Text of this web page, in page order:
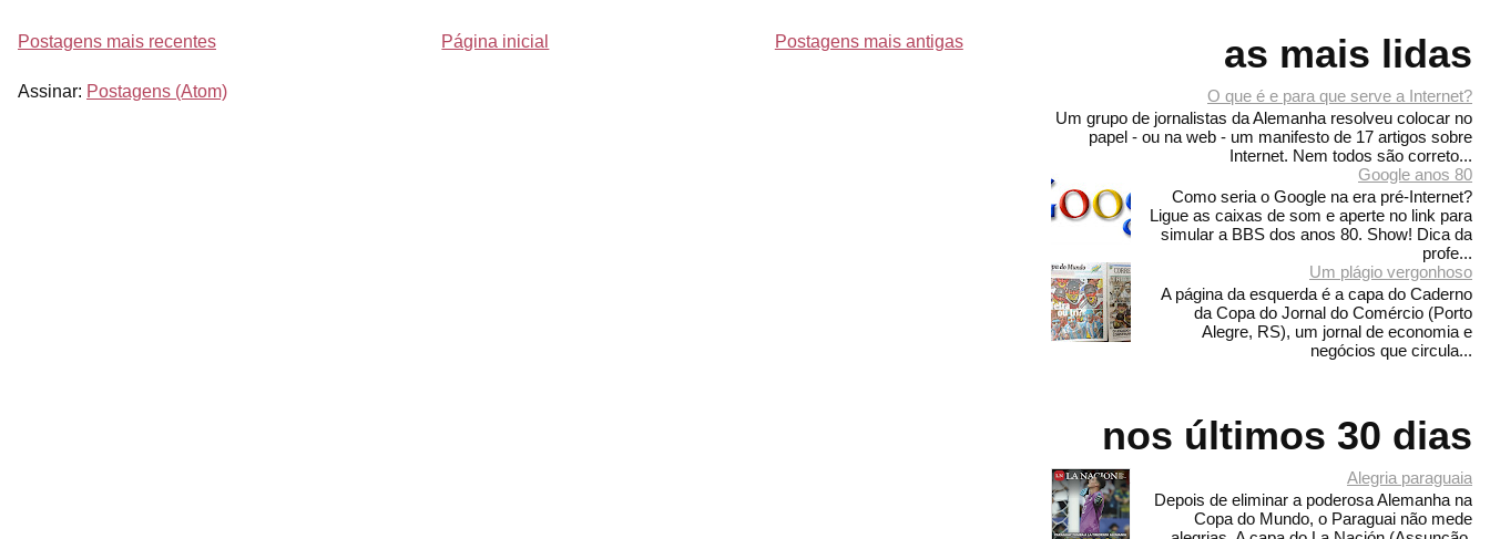
Postagens mais recentes Postagens mais antigas
Página inicial
Assinar: Postagens (Atom)
as mais lidas
O que é e para que serve a Internet?
Um grupo de jornalistas da Alemanha resolveu colocar no
papel - ou na web - um manifesto de 17 artigos sobre
Internet. Nem todos são correto...
Google anos 80
Como seria o Google na era pré-Internet?
Ligue as caixas de som e aperte no link para
simular a BBS dos anos 80. Show! Dica da
profe...
Um plágio vergonhoso
A página da esquerda é a capa do Caderno
da Copa do Jornal do Comércio (Porto
Alegre, RS), um jornal de economia e
negócios que circula...
nos últimos 30 dias
Alegria paraguaia
Depois de eliminar a poderosa Alemanha na
Copa do Mundo, o Paraguai não mede